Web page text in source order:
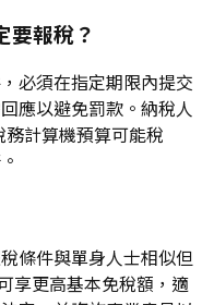
要報稅？
必須在指定期限內提交
應以避免罰款。納稅人
計算機預算可能稅
條件與單身人士相似但
享更高基本免稅額，適